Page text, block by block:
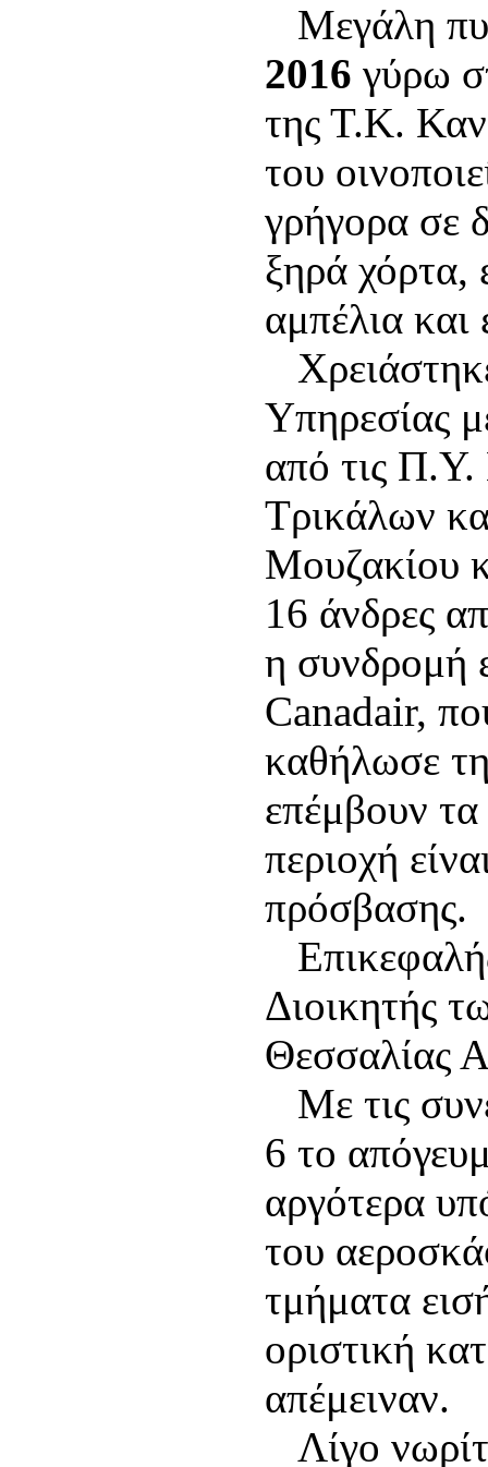
Μεγάλη
2016 γύρω
της Τ.Κ.
του
γρήγορα σε
ξηρά χόρτα,
αμπέλια και
Υπηρεσίας
από τις
Τρικάλων
Μουζακίου
16 άνδρες
η συνδρομή
Canadair,
καθήλωσε
επέμβουν
περιοχή
πρόσβασης.
Διοικητής
Θεσσαλίας
Με τις
6 το
αργότερα
του
τμήματα
οριστική
απέμειναν.
Λίγο